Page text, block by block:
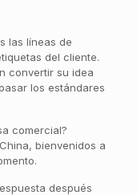
las líneas de
del cliente.
convertir su idea
los estándares
comercial?
bienvenidos a
después